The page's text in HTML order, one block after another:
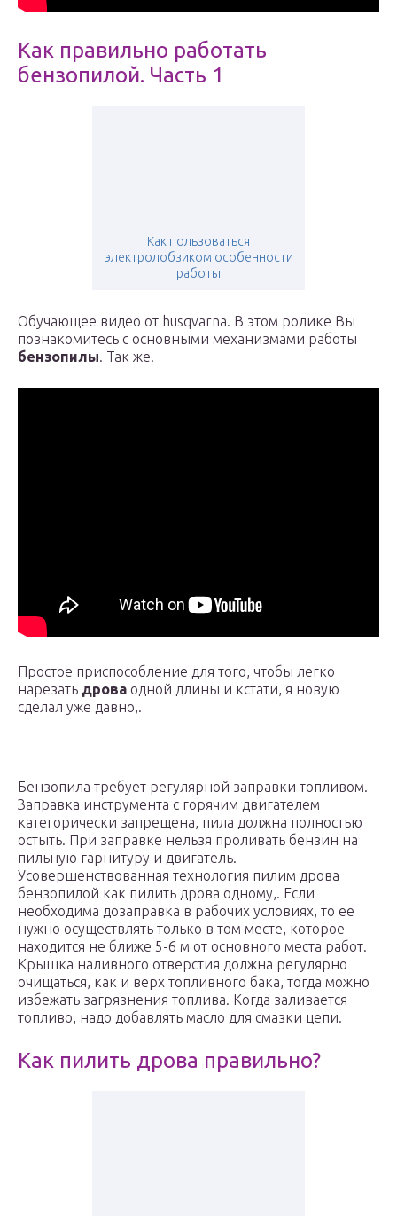
Как правильно работать
бензопилой. Часть 1
Как пользоваться
электролобзиком особенности
работы
Обучающее видео от husqvarna. В этом ролике Вы
познакомитесь с основными механизмами работы
бензопилы. Так же.
Простое приспособление для того, чтобы легко
нарезать дрова одной длины и кстати, я новую
сделал уже давно,.
Бензопила требует регулярной заправки топливом.
Заправка инструмента с горячим двигателем
категорически запрещена, пила должна полностью
остыть. При заправке нельзя проливать бензин на
пильную гарнитуру и двигатель.
Усовершенствованная технология пилим дрова
бензопилой как пилить дрова одному,. Если
необходима дозаправка в рабочих условиях, то ее
нужно осуществлять только в том месте, которое
находится не ближе 5-6 м от основного места работ.
Крышка наливного отверстия должна регулярно
очищаться, как и верх топливного бака, тогда можно
избежать загрязнения топлива. Когда заливается
топливо, надо добавлять масло для смазки цепи.
Как пилить дрова правильно?